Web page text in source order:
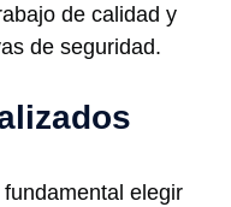
de calidad y
de seguridad.
elegir